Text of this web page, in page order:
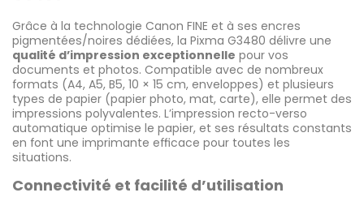
Grâce à la technologie Canon FINE et à ses encres
pigmentées/noires dédiées, la Pixma G3480 délivre une
qualité d’impression exceptionnelle pour vos
documents et photos. Compatible avec de nombreux
formats (A4, A5, B5, 10 × 15 cm, enveloppes) et plusieurs
types de papier (papier photo, mat, carte), elle permet des
impressions polyvalentes. L’impression recto-verso
automatique optimise le papier, et ses résultats constants
en font une imprimante efficace pour toutes les
situations.
Connectivité et facilité d’utilisation